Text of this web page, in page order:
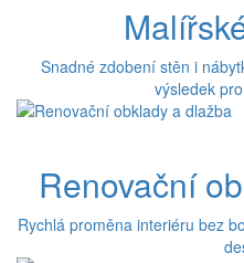
Snadné zdobení stěn i
výsledek
Renovační
Rychlá proměna interiéru bez